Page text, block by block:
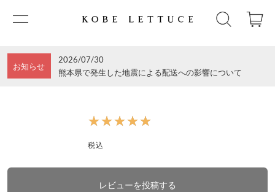
お知らせ
2026/07/30
熊本県で発生した地震による配送への影響について
★★★★★
★★★★★
税込
レビューを投稿する